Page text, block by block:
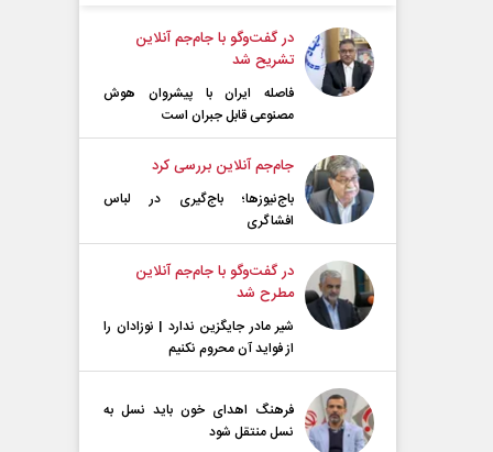
در گفت‌و‌گو با جام‌جم آنلاین
تشریح شد
فاصله ایران با پیشرو‌ان هوش
مصنوعی قابل جبران است
جام‌جم آنلاین بررسی کرد
باج‌نیوزها؛ باج‌گیری در لباس
افشاگری
در گفت‌و‌گو با جام‌جم آنلاین
مطرح شد
شیر مادر جایگزین ندارد | نوزادان را
از فواید آن محروم نکنیم
فرهنگ اهدای خون باید نسل به
نسل منتقل شود